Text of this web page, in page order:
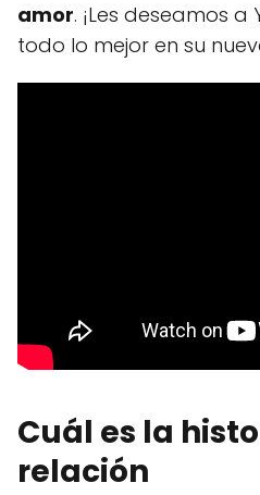
amor. ¡Les deseamos
todo lo mejor en su
Cuál es la
relación